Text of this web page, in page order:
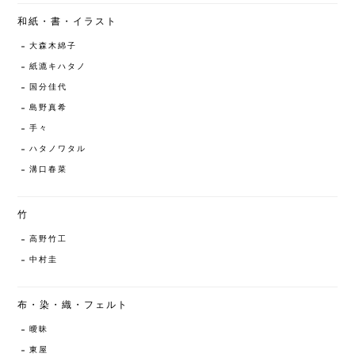
和紙・書・イラスト
大森木綿子
紙漉キハタノ
国分佳代
島野真希
手々
ハタノワタル
溝口春菜
竹
高野竹工
中村圭
布・染・織・フェルト
曖昧
東屋